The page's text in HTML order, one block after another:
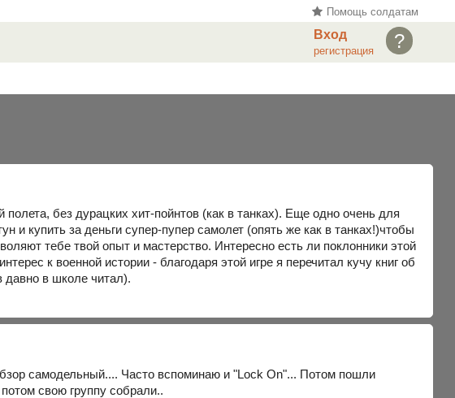
Помощь солдатам
?
Вход
регистрация
без дурацких хит-пойнтов (как в танках). Еще одно очень для
и купить за деньги супер-пупер самолет (опять же как в танках!)чтобы
тебе твой опыт и мастерство. Интересно есть ли поклонники этой
к военной истории - благодаря этой игре я перечитал кучу книг об
давно в школе читал).
самодельный.... Часто вспоминаю и "Lock On"... Потом пошли
свою группу собрали..